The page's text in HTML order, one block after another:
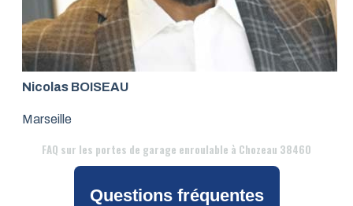
Nicolas BOISEAU
Marseille
FAQ sur les portes de garage enroulable à Chozeau 38460
Questions fréquentes